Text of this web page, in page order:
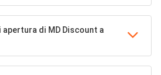
di MD Discount a